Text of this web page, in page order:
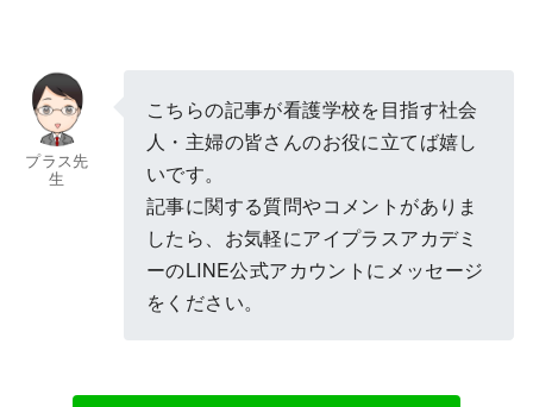
プラス先
生
こちらの記事が看護学校を目指す社会
人・主婦の皆さんのお役に立てば嬉し
いです。
記事に関する質問やコメントがありま
したら、お気軽にアイプラスアカデミ
ーのLINE公式アカウントにメッセージ
をください。